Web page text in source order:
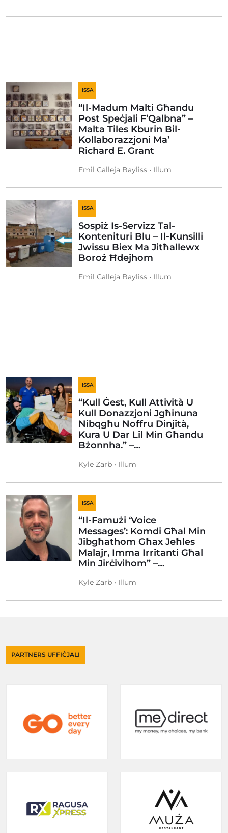
ISSA
“Il-Madum Malti Għandu
Post Speċjali F’Qalbna” –
Malta Tiles Kburin Bil-
Kollaborazzjoni Ma’
Richard E. Grant
Emil Calleja Bayliss • Illum
ISSA
Sospiż Is-Servizz Tal-
Kontenituri Blu – Il-Kunsilli
Jwissu Biex Ma Jitħallewx
Boroż Ħdejhom
Emil Calleja Bayliss • Illum
ISSA
“Kull Ġest, Kull Attività U
Kull Donazzjoni Jgħinuna
Nibqgħu Noffru Dinjità,
Kura U Dar Lil Min Għandu
Bżonnha.” –…
Kyle Zarb • Illum
ISSA
“Il-Famużi ‘Voice
Messages’: Komdi Għal Min
Jibgħathom Għax Jeħles
Malajr, Imma Irritanti Għal
Min Jirċivihom” –…
Kyle Zarb • Illum
PARTNERS UFFIĊJALI